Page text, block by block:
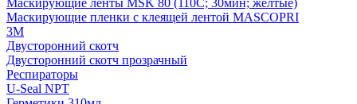
Маскирующие ленты MSK 80 (110С; 30мин; желтые)
Маскирующие пленки с клеящей лентой MASCOPRI
3M
Двусторонний скотч
Двусторонний скотч прозрачный
Респираторы
U-Seal NPT